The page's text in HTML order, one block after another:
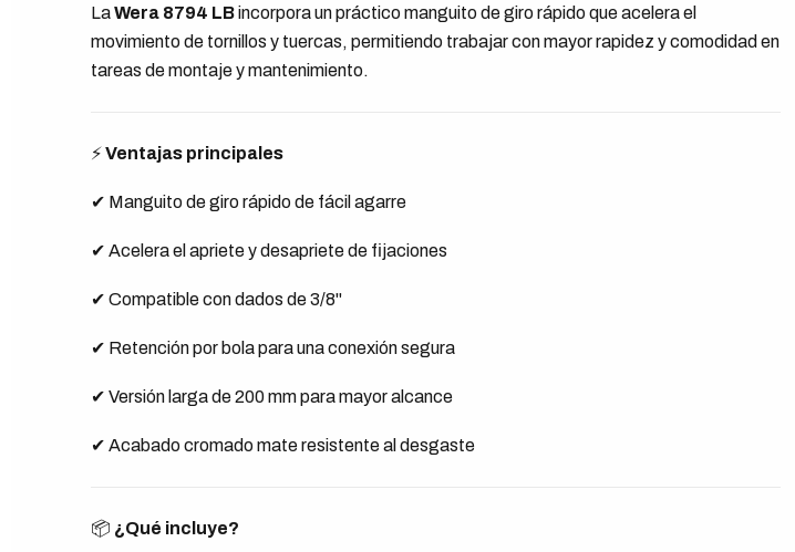
LaWera 8794 LBincorpora un práctico manguito de giro rápido que acelera el
movimiento de tornillos y tuercas, permitiendo trabajar con mayor rapidez y comodidad en
tareas de montaje y mantenimiento.
⚡Ventajas principales
✔ Manguito de giro rápido de fácil agarre
✔ Acelera el apriete y desapriete de fijaciones
✔ Compatible con dados de 3/8"
✔ Retención por bola para una conexión segura
✔ Versión larga de 200 mm para mayor alcance
✔ Acabado cromado mate resistente al desgaste
📦 ¿Qué incluye?